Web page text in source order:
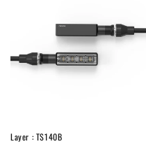
Layer : TS140B